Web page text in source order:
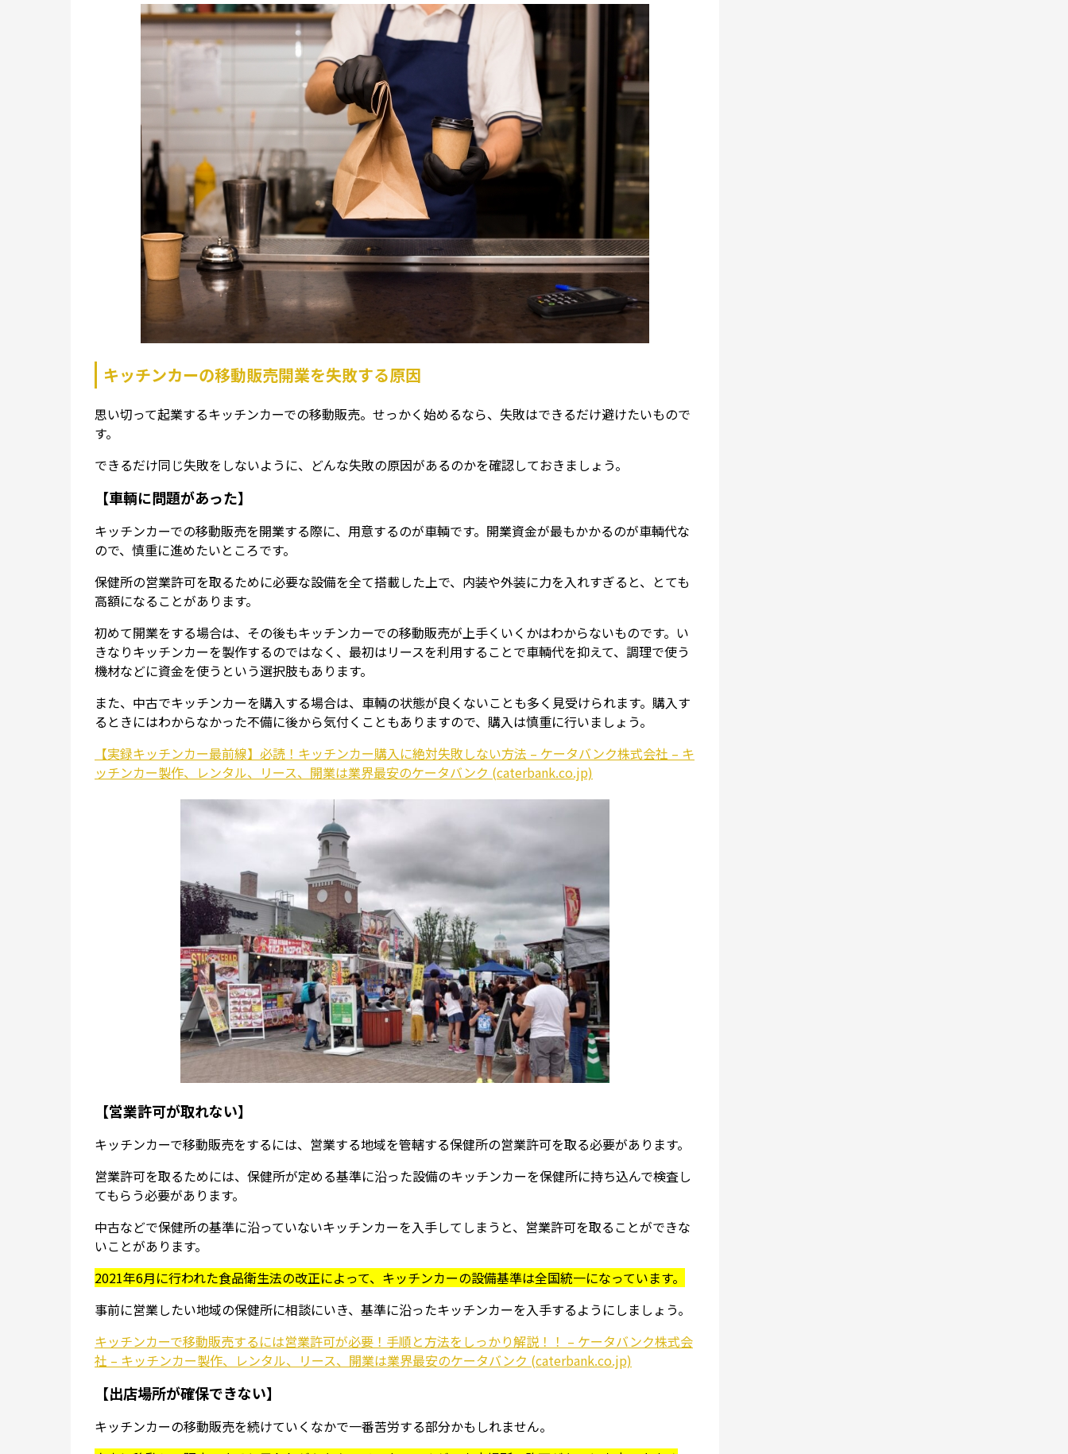
キッチンカーの移動販売開業を失敗する原因
思い切って起業するキッチンカーでの移動販売。せっかく始めるなら、失敗はできるだけ避けたいもので
す。
できるだけ同じ失敗をしないように、どんな失敗の原因があるのかを確認しておきましょう。
【車輌に問題があった】
キッチンカーでの移動販売を開業する際に、用意するのが車輌です。開業資金が最もかかるのが車輌代な
ので、慎重に進めたいところです。
保健所の営業許可を取るために必要な設備を全て搭載した上で、内装や外装に力を入れすぎると、とても
高額になることがあります。
初めて開業をする場合は、その後もキッチンカーでの移動販売が上手くいくかはわからないものです。い
きなりキッチンカーを製作するのではなく、最初はリースを利用することで車輌代を抑えて、調理で使う
機材などに資金を使うという選択肢もあります。
また、中古でキッチンカーを購入する場合は、車輌の状態が良くないことも多く見受けられます。購入す
るときにはわからなかった不備に後から気付くこともありますので、購入は慎重に行いましょう。
【実録キッチンカー最前線】必読！キッチンカー購入に絶対失敗しない方法 – ケータバンク株式会社 – キ
ッチンカー製作、レンタル、リース、開業は業界最安のケータバンク (caterbank.co.jp)
【営業許可が取れない】
キッチンカーで移動販売をするには、営業する地域を管轄する保健所の営業許可を取る必要があります。
営業許可を取るためには、保健所が定める基準に沿った設備のキッチンカーを保健所に持ち込んで検査し
てもらう必要があります。
中古などで保健所の基準に沿っていないキッチンカーを入手してしまうと、営業許可を取ることができな
いことがあります。
2021年6月に行われた食品衛生法の改正によって、キッチンカーの設備基準は全国統一になっています。
事前に営業したい地域の保健所に相談にいき、基準に沿ったキッチンカーを入手するようにしましょう。
キッチンカーで移動販売するには営業許可が必要！手順と方法をしっかり解説！！ – ケータバンク株式会
社 – キッチンカー製作、レンタル、リース、開業は業界最安のケータバンク (caterbank.co.jp)
【出店場所が確保できない】
キッチンカーの移動販売を続けていくなかで一番苦労する部分かもしれません。